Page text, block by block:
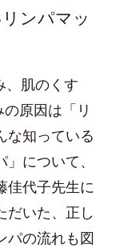
ンパマッ
、肌のくす
原因は「リ
知っている
について、
佳代子先生に
だいた、正し
の流れも図